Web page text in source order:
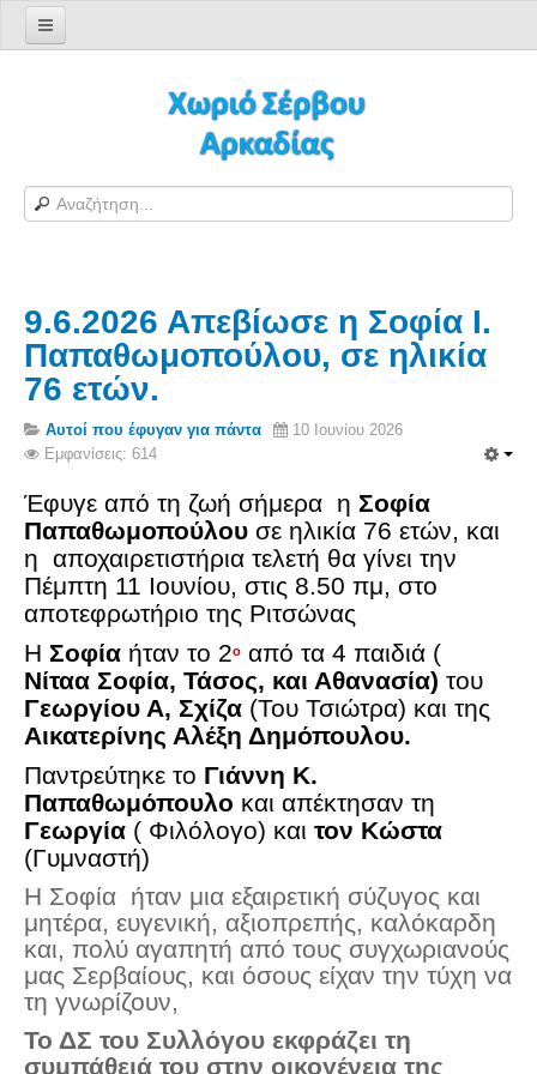
Φόρμα εγγραφής χρήστη
H Ιστοσελίδα μας
Αράπηδες
Αξιοθέατα
Χάρτης ευρύτερης περιοχής
Σέρβου - Δορυφορική Google
Σέρβου και Δήμος Γορτυνίας
Σερβαίοι
Σερβαίοι Συγγραφείς/Λογoτέχνες
Σερβαίοι Καλλιτέχνες
Γραφή Πατριωτών/Συνεργατών
Σερβαίοι Αγωνιστές/Πεσόντες
Σερβαίοι για το Σέρβου
Σύνδεσμος Σερβαίων
Εφημερίδα Αρτοζήνος
Ηλεκτρονική έκδοση Αρτοζήνου
Θέματα και δράσεις Συνδέσμου
Ανακοινώσεις
Η ιστοσελίδα μας
Χάρτης του Site (Sitemap)
Επικοινωνία
Τα Νέα
9.6.2026 Απεβίωσε η Σοφία Ι.
Παπαθωμοπούλου, σε ηλικία
76 ετών.
Αυτοί που έφυγαν για πάντα
10 Ιουνίου 2026
Εμφανίσεις: 614
Έφυγε από τη ζωή σήμερα η Σοφία
Παπαθωμοπούλου σε ηλικία 76 ετών, και
η αποχαιρετιστήρια τελετή θα γίνει την
Πέμπτη 11 Ιουνίου, στις 8.50 πμ, στο
αποτεφρωτήριο της Ριτσώνας
Η Σοφία ήταν το 2ο από τα 4 παιδιά (
Νίταα Σοφία, Τάσος, και Αθανασία) του
Γεωργίου Α, Σχίζα (Του Τσιώτρα) και της
Αικατερίνης Αλέξη Δημόπουλου.
Παντρεύτηκε το Γιάννη Κ.
Παπαθωμόπουλο και απέκτησαν τη
Γεωργία ( Φιλόλογο) και τον Κώστα
(Γυμναστή)
Η Σοφία ήταν μια εξαιρετική σύζυγος και
μητέρα, ευγενική, αξιοπρεπής, καλόκαρδη
και, πολύ αγαπητή από τους συγχωριανούς
μας Σερβαίους, και όσους είχαν την τύχη να
τη γνωρίζουν,
Το ΔΣ του Συλλόγου εκφράζει τη
συμπάθειά του στην οικογένεια της